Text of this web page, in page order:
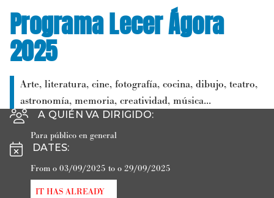
Programa Lecer Ágora
2025
Arte, literatura, cine, fotografía, cocina, dibujo, teatro,
astronomía, memoria, creatividad, música...
A QUIÉN VA DIRIGIDO:
Para público en general
DATES:
From o 03/09/2025 to o 29/09/2025
IT HAS ALREADY